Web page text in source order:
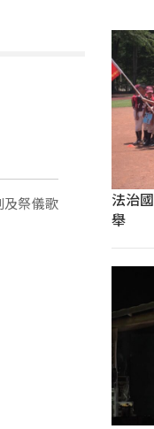
及祭儀歌
法治
舉